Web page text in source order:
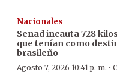
Nacionales
Senad incauta 728
que tenían como
brasileño
Agosto 7, 2026 10:41 p. m. ·